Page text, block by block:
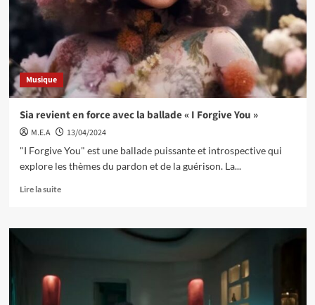
Musique
Sia revient en force avec la ballade « I Forgive You »
M.E.A
13/04/2024
"I Forgive You" est une ballade puissante et introspective qui
explore les thèmes du pardon et de la guérison. La...
Lire la suite